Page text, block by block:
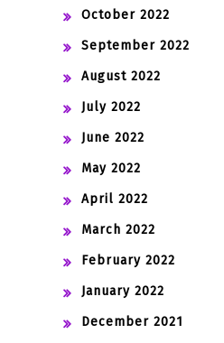
October 2022
September 2022
August 2022
July 2022
June 2022
May 2022
April 2022
March 2022
February 2022
January 2022
December 2021